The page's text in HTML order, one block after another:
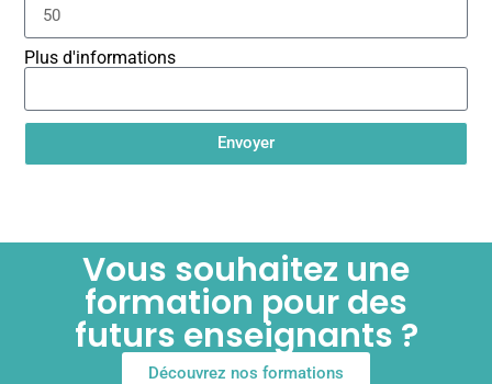
Plus d'informations
Envoyer
Découvrez nos formations
Vous souhaitez une
formation pour des
futurs enseignants ?